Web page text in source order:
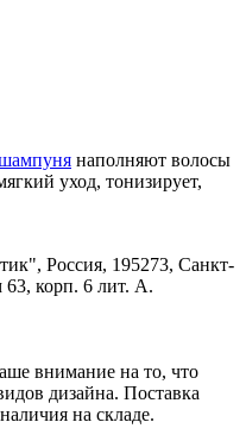
наполняют волосы
уход, тонизирует,
Россия, 195273, Санкт-
63, корп. 6 лит. А.
внимание на то, что
дизайна. Поставка
на складе.